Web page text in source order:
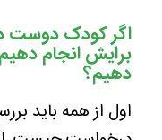
اگر کودک دوست
برایش انجام
دهیم؟
اول از همه باید